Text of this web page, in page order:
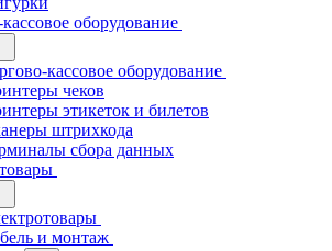
оборудование
кассовое оборудование
чеков
этикеток и билетов
штрихкода
сбора данных
и монтаж